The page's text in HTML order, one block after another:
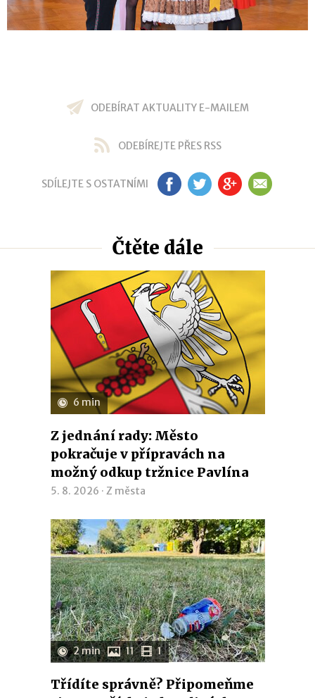
ODEBÍRAT AKTUALITY E-MAILEM
ODEBÍREJTE PŘES RSS
SDÍLEJTE S OSTATNÍMI FB TW GP EM
Čtěte dále
6 min
Z jednání rady: Město
pokračuje v přípravách na
možný odkup tržnice Pavlína
5. 8. 2026 · Z města
2 min 11 1
Třídíte správně? Připomeňme